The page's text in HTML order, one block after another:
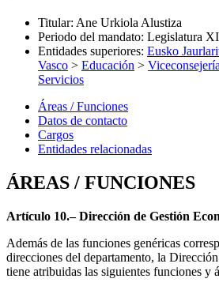
Titular: Ane Urkiola Alustiza
Periodo del mandato: Legislatura
Entidades superiores: Eusko
Vasco > Educación >
Servicios
Áreas / Funciones
Datos de contacto
Cargos
Entidades relacionadas
ÁREAS / FUNCIONES
Artículo 10.– Dirección de Gestión
Además de las funciones genéricas
direcciones del departamento, la
tiene atribuidas las siguientes funciones y